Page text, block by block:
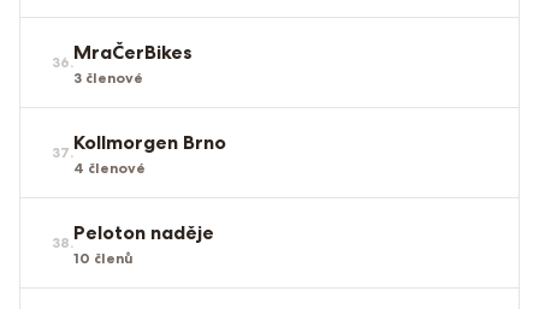
36.MraČerBikes
3 členové
37.Kollmorgen Brno
4 členové
38.Peloton naděje
10 členů